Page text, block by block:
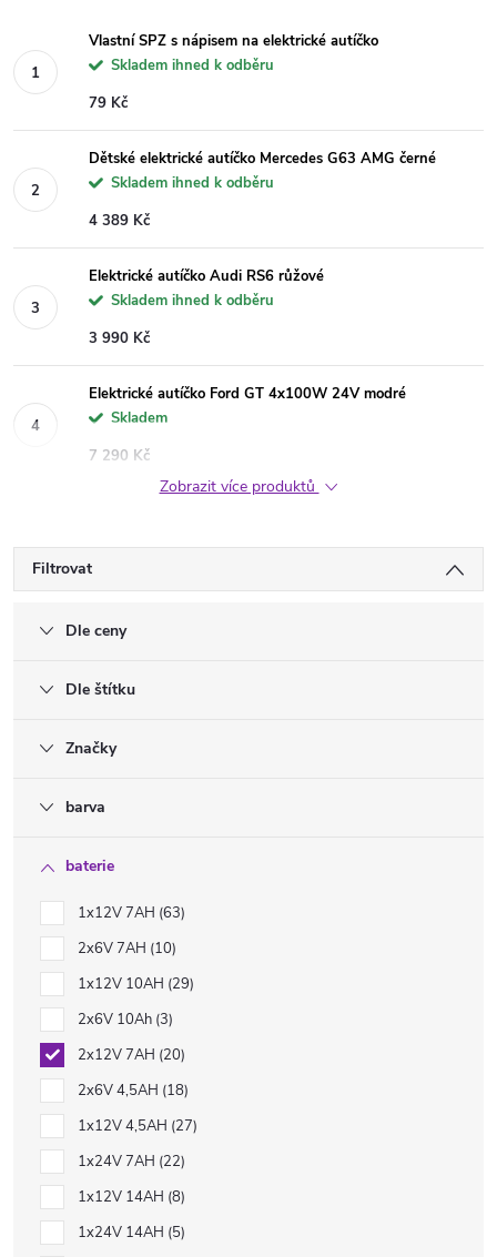
Vlastní SPZ s nápisem na elektrické autíčko
Skladem ihned k odběru
79 Kč
Dětské elektrické autíčko Mercedes G63 AMG černé
Skladem ihned k odběru
4 389 Kč
Elektrické autíčko Audi RS6 růžové
Skladem ihned k odběru
3 990 Kč
Elektrické autíčko Ford GT 4x100W 24V modré
Skladem
7 290 Kč
Zobrazit více produktů
Filtrovat
Dle ceny
Dle štítku
Značky
barva
baterie
1x12V 7AH 63
2x6V 7AH 10
1x12V 10AH 29
2x6V 10Ah 3
2x12V 7AH 20
2x6V 4,5AH 18
1x12V 4,5AH 27
1x24V 7AH 22
1x12V 14AH 8
1x24V 14AH 5